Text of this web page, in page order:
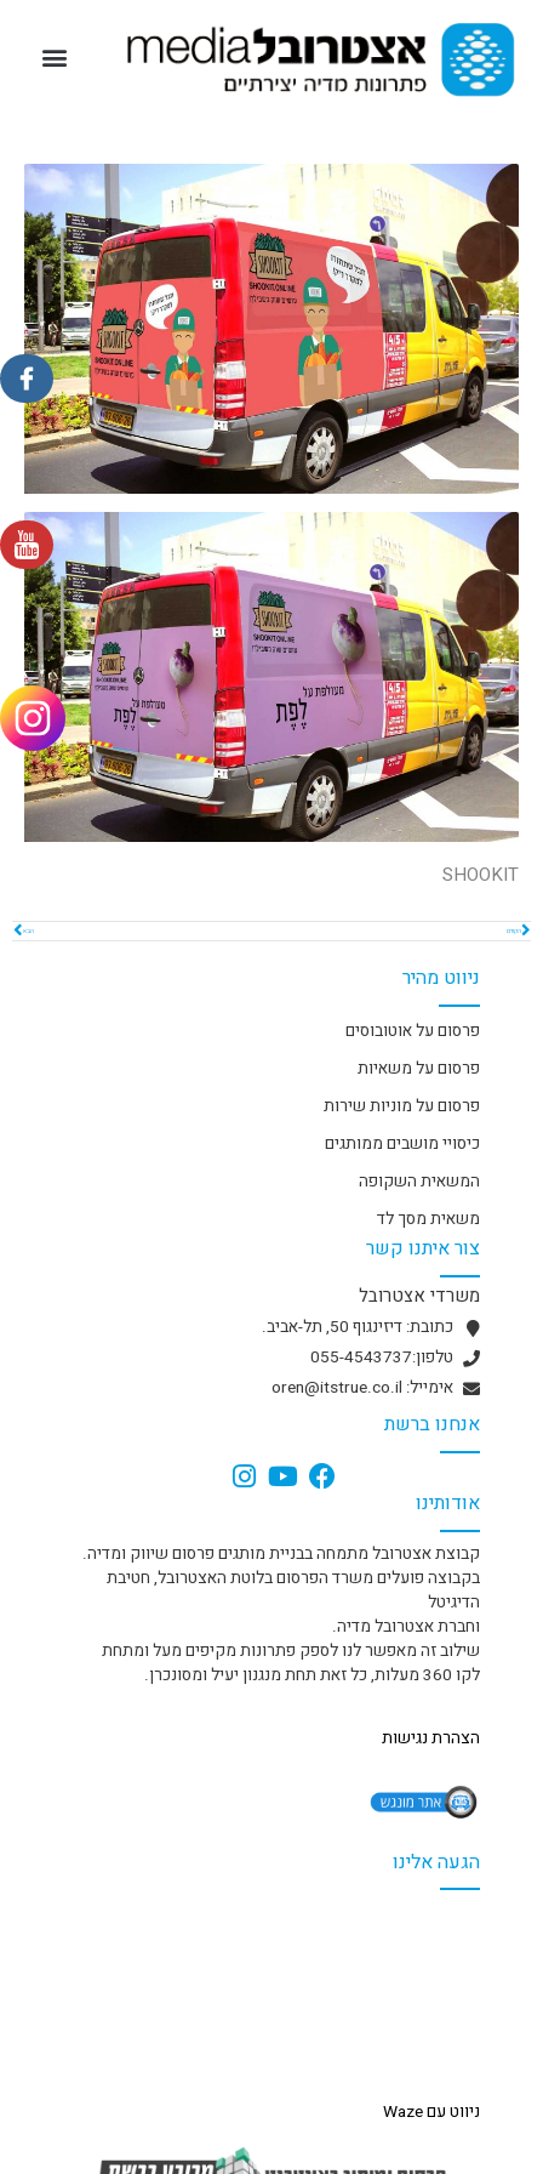
SHOOKIT
הקודם הבא
הגעה אלינו
ניווט עם Waze
אודותינו
קבוצת אצטרובל מתמחה בבניית מותגים פרסום שיווק ומדיה.
בקבוצה פועלים משרד הפרסום בלוטת האצטרובל, חטיבת
הדיגיטל
וחברת אצטרובל מדיה.
שילוב זה מאפשר לנו לספק פתרונות מקיפים מעל ומתחת
לקו 360 מעלות, כל זאת תחת מנגנון יעיל ומסונכרן.
הצהרת נגישות
צור איתנו קשר
משרדי אצטרובל
כתובת: דיזינגוף 50, תל-אביב.
טלפון:055-4543737
אימייל: oren@itstrue.co.il
אנחנו ברשת
ניווט מהיר
פרסום על אוטובוסים
פרסום על משאיות
פרסום על מוניות שירות
כיסויי מושבים ממותגים
המשאית השקופה
משאית מסך לד